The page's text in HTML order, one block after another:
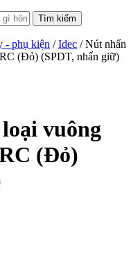
- phụ kiện /Idec / Nút nhấn
(Đỏ) (SPDT, nhấn giữ)
vuông
(Đỏ)